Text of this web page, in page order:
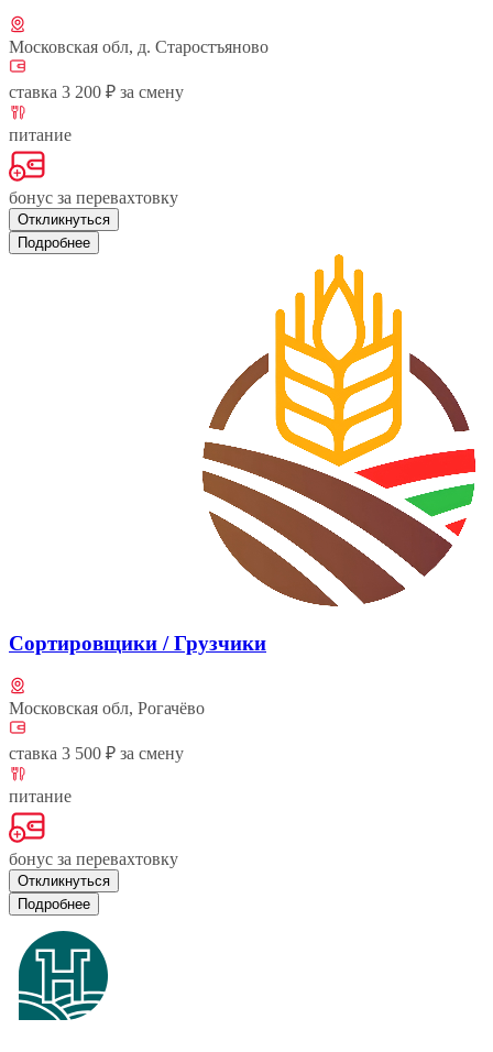
Московская обл, д. Старостъяново
ставка 3 200 ₽ за смену
питание
бонус за перевахтовку
Откликнуться
Подробнее
Сортировщики / Грузчики
Московская обл, Рогачёво
ставка 3 500 ₽ за смену
питание
бонус за перевахтовку
Откликнуться
Подробнее